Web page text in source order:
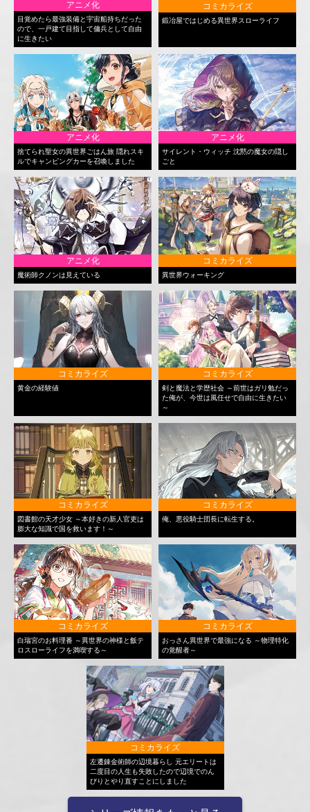
アニメ化
目覚めたら最強装備と宇宙船持ちだった
ので、一戸建て目指して傭兵として自由
に生きたい
コミカライズ
鍛冶屋ではじめる異世界スローライフ
アニメ化
捨てられ聖女の異世界ごはん旅 隠れスキ
ルでキャンピングカーを召喚しました
アニメ化
サイレント・ウィッチ 沈黙の魔女の隠し
ごと
アニメ化
魔術師クノンは見えている
コミカライズ
異世界ウォーキング
コミカライズ
黄金の経験値
コミカライズ
剣と魔法と学歴社会 ～前世はガリ勉だっ
た俺が、今世は風任せで自由に生きたい
～
コミカライズ
図書館の天才少女 ～本好きの新人官吏は
膨大な知識で国を救います！～
コミカライズ
俺、悪役騎士団長に転生する。
コミカライズ
白瑞宮のお料理番 ～異世界の神様と飯テ
ロスローライフを満喫する～
コミカライズ
おっさん異世界で最強になる ～物理特化
の覚醒者～
コミカライズ
左遷錬金術師の辺境暮らし 元エリートは
二度目の人生も失敗したので辺境でのん
びりとやり直すことにしました